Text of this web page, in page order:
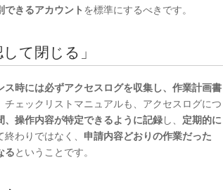
きるアカウント を標準にするべきです。
て閉じる」
ス時には必ずアクセスログを収集し、作業計画書
チェックリストマニュアルも、アクセスログにつ
操作内容が特定できるように記録し、 定期的に
わりではなく、 申請内容どおりの作業だった
るということです。